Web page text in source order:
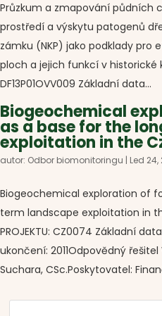
Průzkum a zmapování půdních
prostředí a výskytu patogenů
zámku (NKP) jako podklady
ploch a jejich funkcí v historické
DF13P01OVV009 Základní data...
Biogeochemical
as a base for the
exploitation in the
autor: Odbor biomonitoringu | Led 24,
Biogeochemical exploration of
term landscape exploitation in
PROJEKTU: CZ0074 Základní
ukončení: 2011Odpovědný řešitel
Suchara, CSc.Poskytovatel: